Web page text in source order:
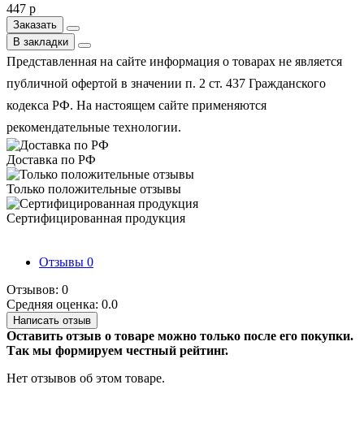
447 р
Заказать
В закладки
Представленная на сайте информация о товарах не является
публичной офертой в значении п. 2 ст. 437 Гражданского
кодекса РФ. На настоящем сайте применяются
рекомендательные технологии.
Доставка по РФ
Только положительные отзывы
Сертифицированная продукция
Отзывы 0
Отзывов: 0
Средняя оценка: 0.0
Написать отзыв
Оставить отзыв о товаре можно только после его покупки.
Так мы формируем честный рейтинг.
Нет отзывов об этом товаре.